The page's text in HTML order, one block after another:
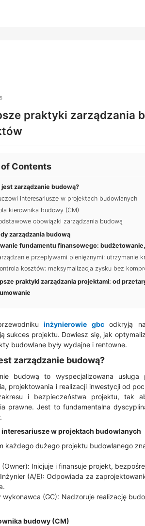
praktyki zarządzania
of Contents
jest zarządzanie budową?
interesariusze w projektach budowlanych
kierownika budowy (CM)
obowiązki zarządzania budową
zarządzania budową
fundamentu finansowego:
przepływami pieniężnymi: utrzymanie
kosztów: maksymalizacja zysku bez
praktyki zarządzania projektami: od
inżynierowie gbcodkryją
sukces projektu. Dowiesz się, jak
budowlane były wydajne i rentowne.
zarządzanie budową?
budową to wyspecjalizowana
projektowania i realizacji inwestycji od
i bezpieczeństwa projektu, tak
prawne. Jest to fundamentalna
w projektach budowlanych
każdego dużego projektu budowlanego
(Owner): Inicjuje i finansuje projekt,
(A/E): Odpowiada za
wykonawca (GC): Nadzoruje realizację
budowy (CM)